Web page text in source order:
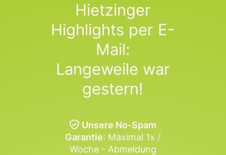
Hietzinger
Highlights per E-
Mail:
Langeweile war
gestern!
Unsere No-Spam
Garantie: Maximal 1x /
Woche - Abmeldung